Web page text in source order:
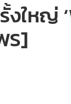
หญ่